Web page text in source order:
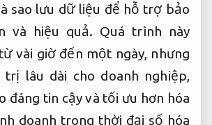
sao lưu dữ liệu để hỗ trợ bảo
và hiệu quả. Quá trình này
vài giờ đến một ngày, nhưng
trị lâu dài cho doanh nghiệp,
đáng tin cậy và tối ưu hơn hóa
doanh trong thời đại số hóa